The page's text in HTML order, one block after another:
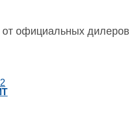
от официальных дилеров